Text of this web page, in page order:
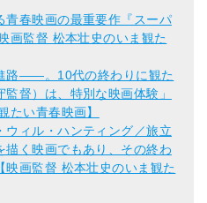
青春映画の最重要作『スーパ
画監督 松本壮史のいま観た
路――。10代の終わりに観た
監督）は、特別な映画体験」
たい青春映画】
ウィル・ハンティング／旅立
描く映画でもあり、その終わ
映画監督 松本壮史のいま観た